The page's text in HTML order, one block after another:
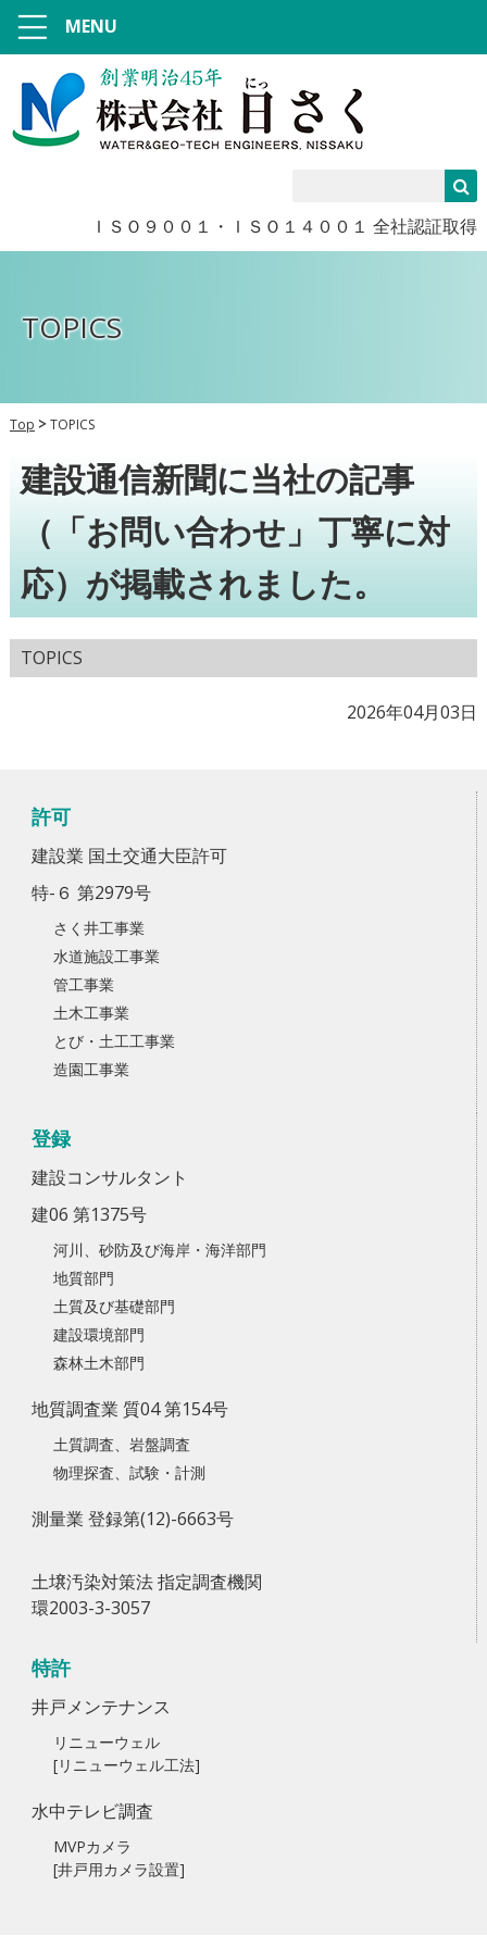
ＩＳＯ９００１・ＩＳＯ１４００１ 全社認証取得
MENU
TOPICS
Top TOPICS
建設通信新聞に当社の記事
（「お問い合わせ」丁寧に対
応）が掲載されました。
TOPICS
2026年04月03日
許可
建設業 国土交通大臣許可
特-６ 第2979号
さく井工事業
水道施設工事業
管工事業
土木工事業
とび・土工工事業
造園工事業
登録
建設コンサルタント
建06 第1375号
河川、砂防及び海岸・海洋部門
地質部門
土質及び基礎部門
建設環境部門
森林土木部門
地質調査業 質04 第154号
土質調査、岩盤調査
物理探査、試験・計測
測量業 登録第(12)-6663号
土壌汚染対策法 指定調査機関
環2003-3-3057
特許
井戸メンテナンス
リニューウェル
[リニューウェル工法]
水中テレビ調査
MVPカメラ
[井戸用カメラ設置]